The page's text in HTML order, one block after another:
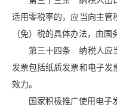
适用零税率的，应当向主管
（免）税的具体办法，由国
第三十四条 纳税人应
发票包括纸质发票和电子发
效力。
国家积极推广使用电子